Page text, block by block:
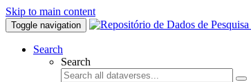
Skip to main content
Toggle navigation
Search
Search